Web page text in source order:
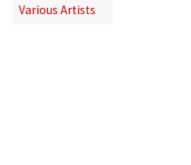
Various Artists